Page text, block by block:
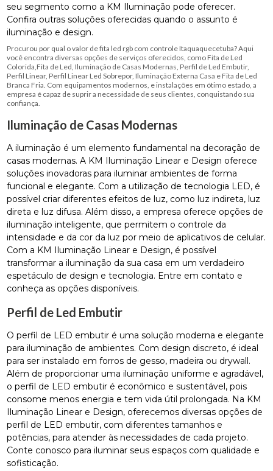
seu segmento como a KM Iluminação pode oferecer.
Confira outras soluções oferecidas quando o assunto é
iluminação e design.
Procurou por qual o valor de fita led rgb com controle Itaquaquecetuba? Aqui
você encontra diversas opções de serviços oferecidos, como Fita de Led
Colorida,Fita de Led, Iluminação de Casas Modernas, Perfil de Led Embutir,
Perfil Linear, Perfil Linear Led Sobrepor, Iluminação Externa Casa e Fita de Led
Branca Fria. Com equipamentos modernos, e instalações em ótimo estado, a
empresa é capaz de suprir a necessidade de seus clientes, conquistando sua
confiança.
Iluminação de Casas Modernas
A iluminação é um elemento fundamental na decoração de
casas modernas. A KM Iluminação Linear e Design oferece
soluções inovadoras para iluminar ambientes de forma
funcional e elegante. Com a utilização de tecnologia LED, é
possível criar diferentes efeitos de luz, como luz indireta, luz
direta e luz difusa. Além disso, a empresa oferece opções de
iluminação inteligente, que permitem o controle da
intensidade e da cor da luz por meio de aplicativos de celular.
Com a KM Iluminação Linear e Design, é possível
transformar a iluminação da sua casa em um verdadeiro
espetáculo de design e tecnologia. Entre em contato e
conheça as opções disponíveis.
Perfil de Led Embutir
O perfil de LED embutir é uma solução moderna e elegante
para iluminação de ambientes. Com design discreto, é ideal
para ser instalado em forros de gesso, madeira ou drywall.
Além de proporcionar uma iluminação uniforme e agradável,
o perfil de LED embutir é econômico e sustentável, pois
consome menos energia e tem vida útil prolongada. Na KM
Iluminação Linear e Design, oferecemos diversas opções de
perfil de LED embutir, com diferentes tamanhos e
potências, para atender às necessidades de cada projeto.
Conte conosco para iluminar seus espaços com qualidade e
sofisticação.